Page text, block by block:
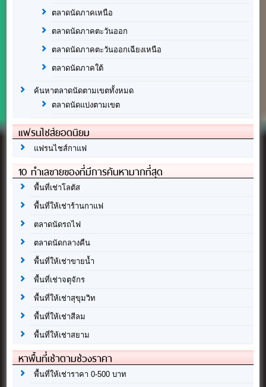
ตลาดนัดภาคเหนือ
ตลาดนัดภาคตะวันออก
ตลาดนัดภาคตะวันออกเฉียงเหนือ
ตลาดนัดภาคใต้
ค้นหาตลาดนัดตามเขตทั้งหมด
ตลาดนัดแบ่งตามเขต
แฟรนไชส์ยอดนิยม
แฟรนไชส์กาแฟ
10 ทำเลขายของที่มีการค้นหามากที่สุด
พื้นที่เช่าโลตัส
พื้นที่ให้เช่าร้านกาแฟ
ตลาดนัดรถไฟ
ตลาดนัดกลางคืน
พื้นที่ให้เช่าขายน้ำ
พื้นที่เช่าจตุจักร
พื้นที่ให้เช่าสุขุมวิท
พื้นที่ให้เช่าสีลม
พื้นที่ให้เช่าสยาม
หาพื้นที่เช่าตามช่วงราคา
พื้นที่ให้เช่าราคา 0-500 บาท